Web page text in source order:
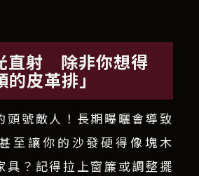
直射 除非你想得
皮革排」
頭號敵人！長期曝曬會導致
至讓你的沙發硬得像塊木
具？記得拉上窗簾或調整擺